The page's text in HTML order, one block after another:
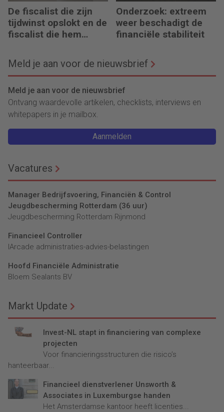
De fiscalist die zijn
tijdwinst opslokt en de
fiscalist die hem
Onderzoek: extreem
weer beschadigt de
financiële stabiliteit
Meld je aan voor de nieuwsbrief
Meld je aan voor de nieuwsbrief
Ontvang waardevolle artikelen, checklists, interviews en
whitepapers in je mailbox.
Aanmelden
Vacatures
Manager Bedrijfsvoering, Financiën & Control
Jeugdbescherming Rotterdam (36 uur)
Jeugdbescherming Rotterdam Rijnmond
Financieel Controller
lArcade administraties-advies-belastingen
Hoofd Financiële Administratie
Bloem Sealants BV
Markt Update
Invest-NL stapt in financiering van complexe
projecten
Voor financieringsstructuren die risico’s
hanteerbaar...
Financieel dienstverlener Unsworth &
Associates in Luxemburgse handen
Het Amsterdamse kantoor heeft licenties...